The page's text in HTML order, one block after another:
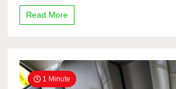
Read More
1 Minute